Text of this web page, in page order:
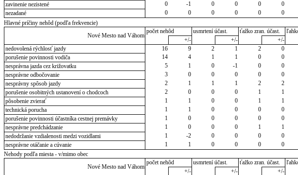
zavinenie nezistené
0 -1 0 0 0 0
nezadané
0 0 0 0 0 0
Hlavné príčiny nehôd (podľa frekvencie)
Nové Mesto nad Váhom
počet nehôd usmrtení účast. ťažko zran. účast.
+/-
+/- +/-
nedovolená rýchlosť jazdy
16 9 2 1 2 0
porušenie povinnosti vodiča
14 4 1 1 0 0
nesprávna jazda cez križovatku
5 1 0 -1 0 0
nesprávne odbočovanie
3 0 0 0 0 0
nesprávny spôsob jazdy
2 1 1 1 2 2
porušenie osobitných ustanovení o chodcoch
2 0 0 0 1 1
pôsobenie zvierať
1 1 0 0 1 1
technická porucha
1 1 0 0 0 0
porušenie povinnosti účastníka cestnej premávky
1 0 0 0 0 0
nesprávne predchádzanie
1 0 0 0 1 1
nedodržanie vzdialenosti medzi vozidlami
1 -2 0 0 0 0
nesprávne otáčanie a cúvanie
1 1 0 0 0 0
Nehody podľa miesta - v/mimo obec
Nové Mesto nad Váhom
počet nehôd usmrtení účast. ťažko zran. účast.
+/-
+/- +/-